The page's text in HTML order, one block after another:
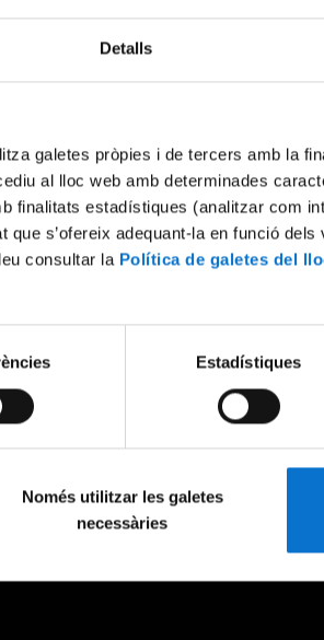
Detalls
galetes pròpies i de tercers amb la
al lloc web amb determinades
finalitats estadístiques (analitzar com
s’ofereix adequant-la en funció
consultar la Política de galetes del
Estadístiques
Només utilitzar les galetes
necessàries
Try again